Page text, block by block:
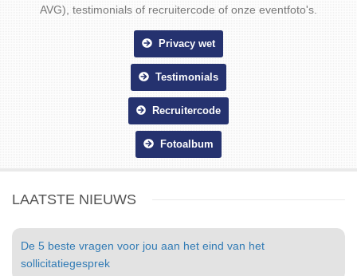
AVG), testimonials of recruitercode of onze eventfoto's.
Privacy wet
Testimonials
Recruitercode
Fotoalbum
LAATSTE NIEUWS
De 5 beste vragen voor jou aan het eind van het
sollicitatiegesprek